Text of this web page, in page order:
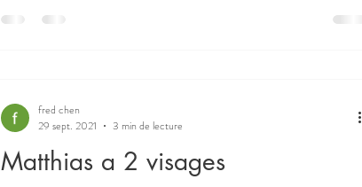
Matthias a 2 visages
fred chen
29 sept. 2021
3 min de lecture